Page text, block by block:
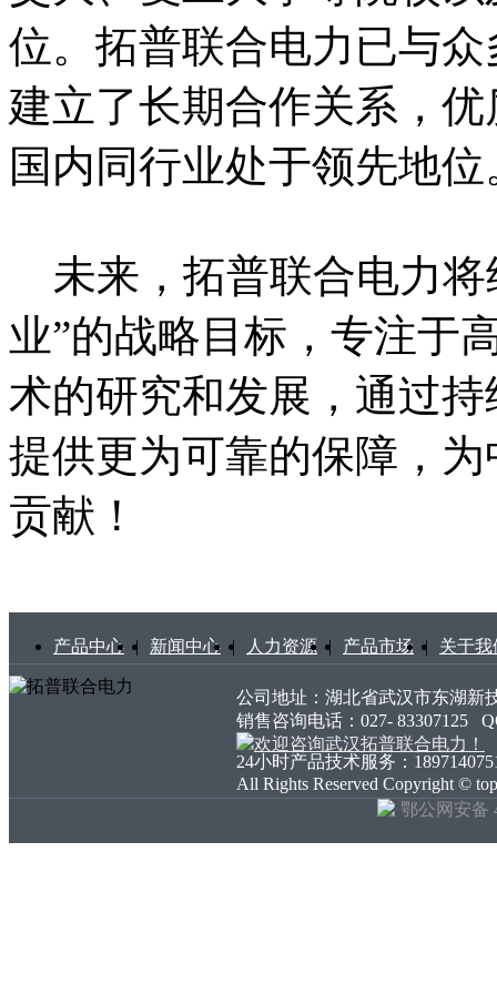
位。拓普联合电力已与
建立了长期合作关系，
国内同行业处于领先地位
未来，拓普联合电力将
业”的战略目标，专注于
术的研究和发展，通过
提供更为可靠的保障，
贡献！
产品中心 | 新闻中心 | 人力资源 | 产品市场 | 关于我
公司地址：湖北省武汉市东湖新
销售咨询电话：027- 83307125
24小时产品技术服务：
All Rights Reserved Copyright ©
鄂公网安备